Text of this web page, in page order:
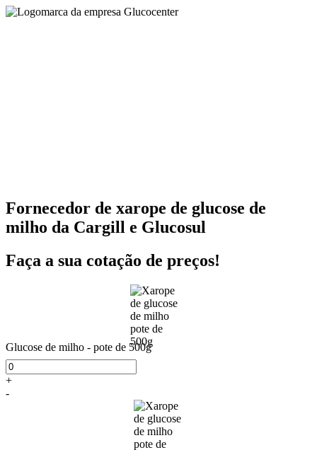
Fornecedor de xarope de glucose de
milho da Cargill e Glucosul
Faça a sua cotação de preços!
Glucose de milho - pote de 500g
+
-